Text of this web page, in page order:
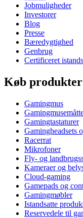
Jobmuligheder
Investorer
Blog
Presse
Bæredygtighed
Genbrug
Certificeret
Køb produkter
Gamingmus
Gamingtastaturer
Gamingheadsets
Racerrat
Mikrofoner
Fly- og
Kameraer og
Cloud-gaming
Gamepads og
Gamingmøbler
Istandsatte
Reservedele til